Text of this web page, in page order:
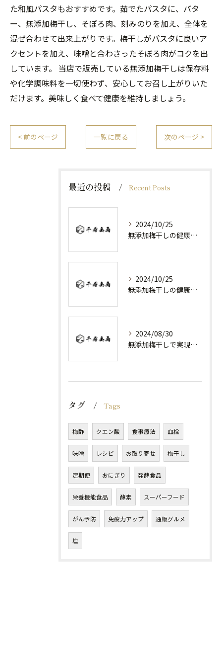
た和風パスタもおすすめです。茹でたパスタに、バタ
ー、無添加梅干し、そぼろ肉、刻みのりを加え、全体を
混ぜ合わせて出来上がりです。梅干しがパスタに良いア
クセントを加え、味噌と合わさったそぼろ肉がコクを出
しています。 当店で販売している無添加梅干しは保存料
や化学調味料を一切使わず、安心してお召し上がりいた
だけます。美味しく食べて健康を維持しましょう。
< 前のページ 一覧に戻る 次のページ >
最近の投稿 Recent Posts
2024/10/25
無添加梅干しの健康効果と日常の取り入れ方
2024/10/25
無添加梅干しの健康効果と選び方
2024/08/30
無添加梅干しで実現する健康維持
タグ Tags
梅酢 クエン酸 食事療法 血栓
味噌 レシピ お取り寄せ 梅干し
定期便 おにぎり 発酵食品
栄養機能食品 酵素 スーパーフード
がん予防 免疫力アップ 通販グルメ
塩